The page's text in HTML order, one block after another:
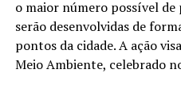
o maior número possível
serão desenvolvidas de
pontos da cidade. A ação
Meio Ambiente, celebrado